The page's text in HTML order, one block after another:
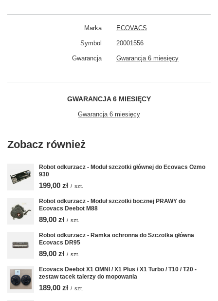
Marka ECOVACS
Symbol 20001556
Gwarancja Gwarancja 6 miesięcy
GWARANCJA 6 MIESIĘCY
Gwarancja 6 miesięcy
Zobacz również
Robot odkurzacz - Moduł szczotki głównej do Ecovacs Ozmo
930
199,00 zł / szt.
Robot odkurzacz - Moduł szczotki bocznej PRAWY do
Ecovacs Deebot M88
89,00 zł / szt.
Robot odkurzacz - Ramka ochronna do Szczotka główna
Ecovacs DR95
89,00 zł / szt.
Ecovacs Deebot X1 OMNI / X1 Plus / X1 Turbo / T10 / T20 -
zestaw tacek talerzy do mopowania
189,00 zł / szt.